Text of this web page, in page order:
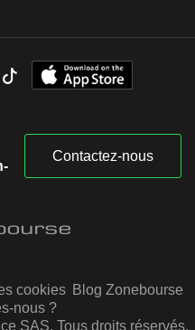
Contactez-nous
cookies Blog Zonebourse
nous ?
SAS. Tous droits réservés.